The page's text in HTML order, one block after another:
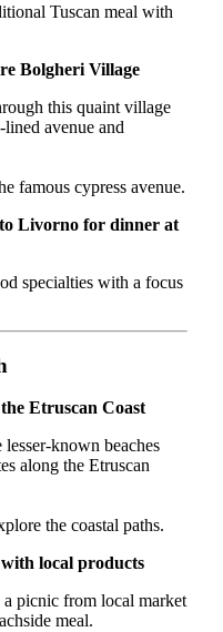
Tuscan meal with
Bolgheri Village
this quaint village
avenue and
famous cypress avenue.
Livorno for dinner at
specialties with a focus
Etruscan Coast
lesser-known beaches
along the Etruscan
the coastal paths.
local products
a picnic from local market
meal.